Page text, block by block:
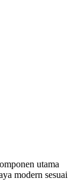
utama
modern sesuai